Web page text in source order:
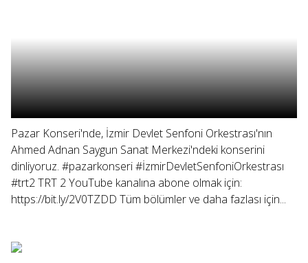
Pazar Konseri'nde, İzmir Devlet Senfoni Orkestrası'nın
Ahmed Adnan Saygun Sanat Merkezi'ndeki konserini
dinliyoruz. #pazarkonseri #İzmirDevletSenfoniOrkestrası
#trt2 TRT 2 YouTube kanalına abone olmak için:
https://bit.ly/2V0TZDD Tüm bölümler ve daha fazlası için...